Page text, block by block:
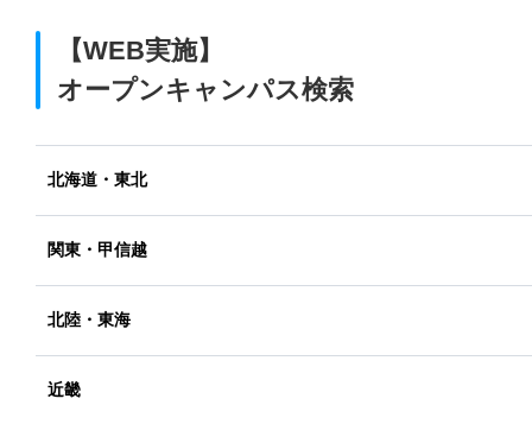
【WEB実施】
オープンキャンパス検索
北海道・東北
関東・甲信越
北陸・東海
近畿